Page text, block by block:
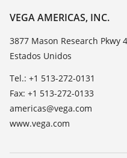
Lista de resistencias
TeamViewer
Contacto
Notícias
Prensa
Blog
VEGA AMERICAS, INC.
3877 Mason Research Pkwy
Estados Unidos
Tel.: +1 513-272-0131
Fax: +1 513-272-0133
americas@vega.com
www.vega.com